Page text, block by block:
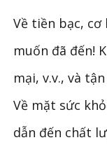
Về tiền bạc,
muốn đã đến!
mại, v.v., và
Về mặt sức
dẫn đến chất